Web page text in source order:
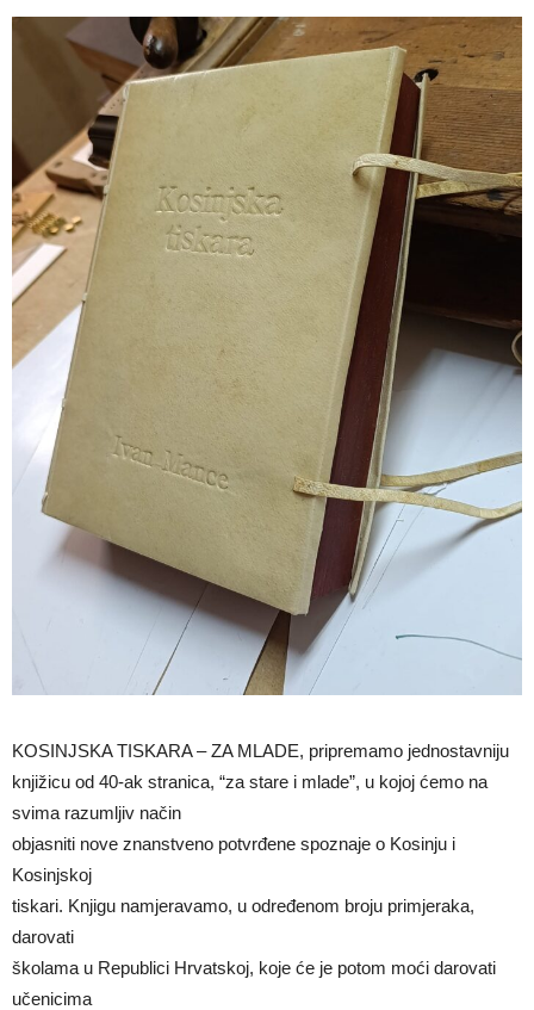
KOSINJSKA TISKARA – ZA MLADE, pripremamo jednostavniju
knjižicu od 40-ak stranica, “za stare i mlade”, u kojoj ćemo na
svima razumljiv način
objasniti nove znanstveno potvrđene spoznaje o Kosinju i
Kosinjskoj
tiskari. Knjigu namjeravamo, u određenom broju primjeraka,
darovati
školama u Republici Hrvatskoj, koje će je potom moći darovati
učenicima